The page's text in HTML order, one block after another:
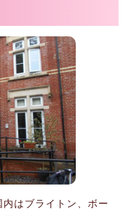
はブライトン、ボー